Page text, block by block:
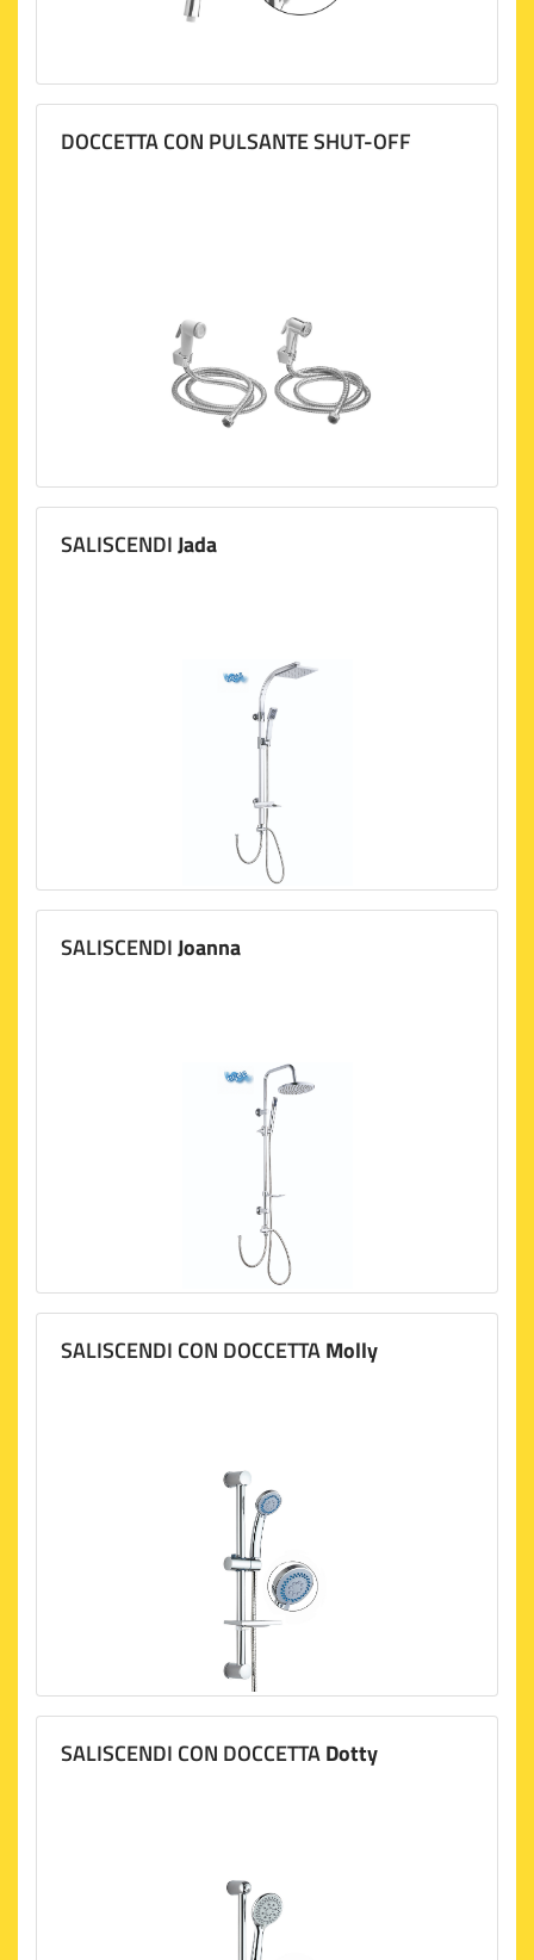
DOCCETTA CON PULSANTE SHUT-OFF
SALISCENDIJada
SALISCENDIJoanna
SALISCENDI CON DOCCETTAMolly
SALISCENDI CON DOCCETTADotty